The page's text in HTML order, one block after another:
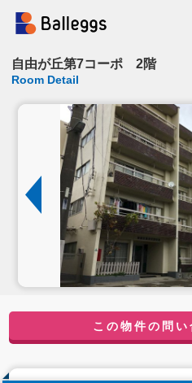
自由が丘第7コーポ 2階
Room Detail
この物件の問い